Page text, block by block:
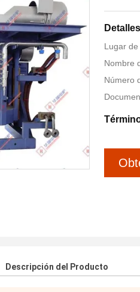
Lugar de
Nombre
Número
Descripción del Producto